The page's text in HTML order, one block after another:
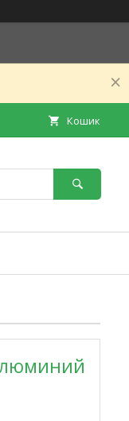
Кошик